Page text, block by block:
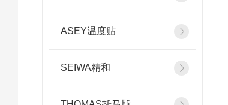
ASEY温度贴
SEIWA精和